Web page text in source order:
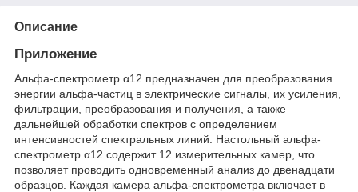
Описание
Приложение
Альфа-спектрометр α12 предназначен для преобразования
энергии альфа-частиц в электрические сигналы, их усиления,
фильтрации, преобразования и получения, а также
дальнейшей обработки спектров с определением
интенсивностей спектральных линий. Настольный альфа-
спектрометр α12 содержит 12 измерительных камер, что
позволяет проводить одновременный анализ до двенадцати
образцов. Каждая камера альфа-спектрометра включает в